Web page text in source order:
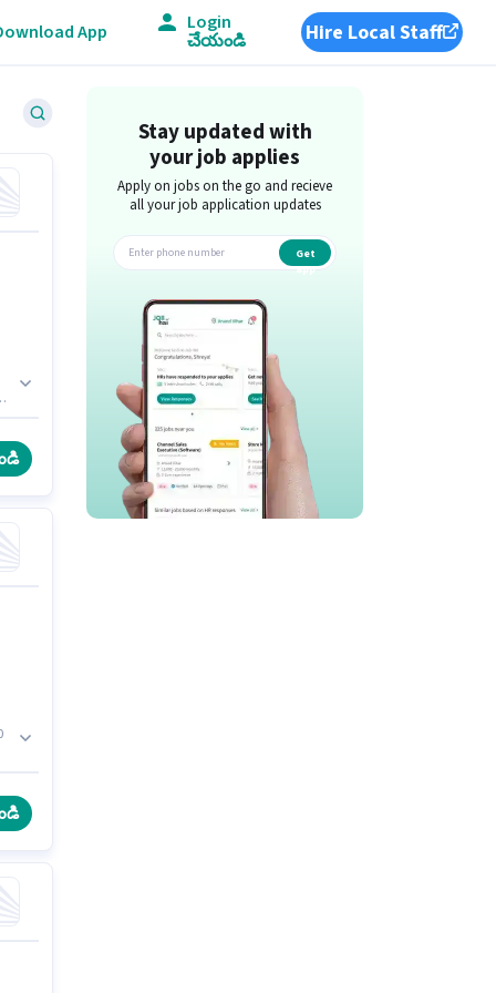
App Login
చేయండి Hire Local Staff
Stay updated with
your job applies
Apply on jobs on the go and recieve
all your job application updates
Get
app